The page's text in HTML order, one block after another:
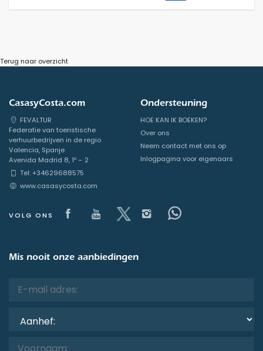
Terug naar overzicht
CasasyCosta.com
FEVALTUR
Federatie van toeristische
verhuurbedrijven in de regio
Valencia, Spanje
Avenida Madrid 8, 1º – 2
Tel: +34629688575
www.casasycosta.com
VOLG ONS Visit our Facebook page
Visit our youtube page
Visit our x page
Visit our isntagram
Visit our
Ondersteuning
HOE KAN IK BOEKEN?
Over ons
Neem contact met ons op
Inlogpagina voor eigenaars
Mis nooit onze aanbiedingen